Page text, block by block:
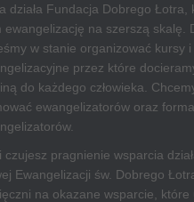
działa Fundacja Dobrego Łotra,
ewangelizację na szerszą skalę.
w stanie organizować kursy i
przez które
do każdego człowieka.
ewangelizatorów oraz
czujesz pragnienie wsparcia
Ewangelizacji św. Dobrego
na okazane wsparcie, które